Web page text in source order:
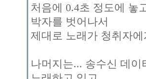
처음에 0.4초 정도에 놓
박자를 벗어나서
제대로 노래가 청취자
나머지는... 송수신 데